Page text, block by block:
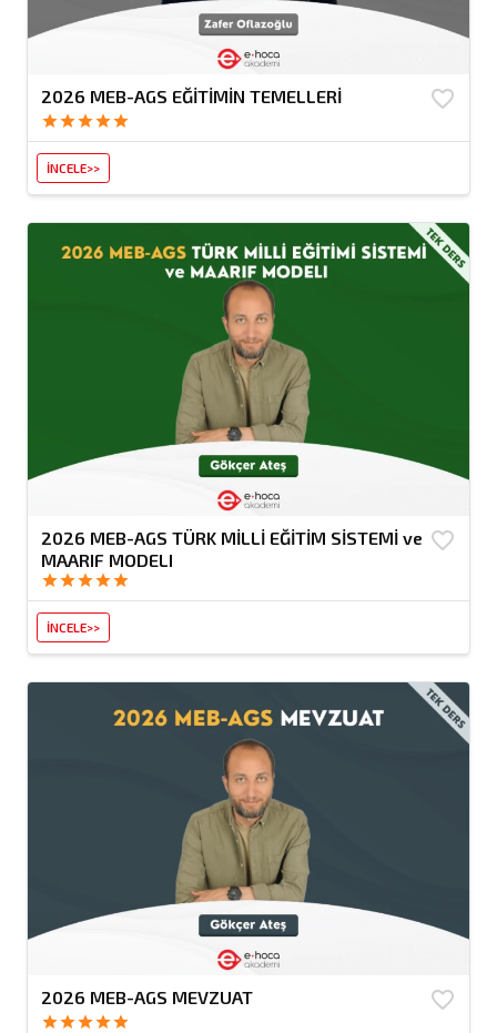
2026 MEB-AGS EĞİTİMİN TEMELLERİ favorite_border
starstarstarstarstar
İNCELE>>
2026 MEB-AGS TÜRK MİLLİ EĞİTİM SİSTEMİ ve
MAARIF MODELI
favorite_border
starstarstarstarstar
İNCELE>>
2026 MEB-AGS MEVZUAT favorite_border
starstarstarstarstar